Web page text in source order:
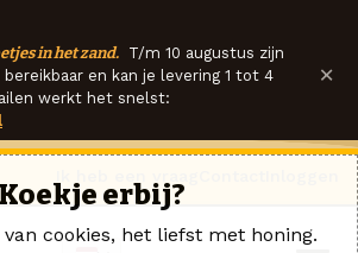
in het zand. T/m 10 augustus zijn
en kan je levering 1 tot 4
werkt het snelst:
×
Koekje erbij?
cookies, het liefst met honing.